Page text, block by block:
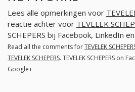
Lees alle opmerkingen voor
reactie achter voor TEVELEK
SCHEPERS bij Facebook, LinkedIn
Read all the comments forTEVELEK
TEVELEK SCHEPERS. TEVELEK SCHEPERS on
Google+